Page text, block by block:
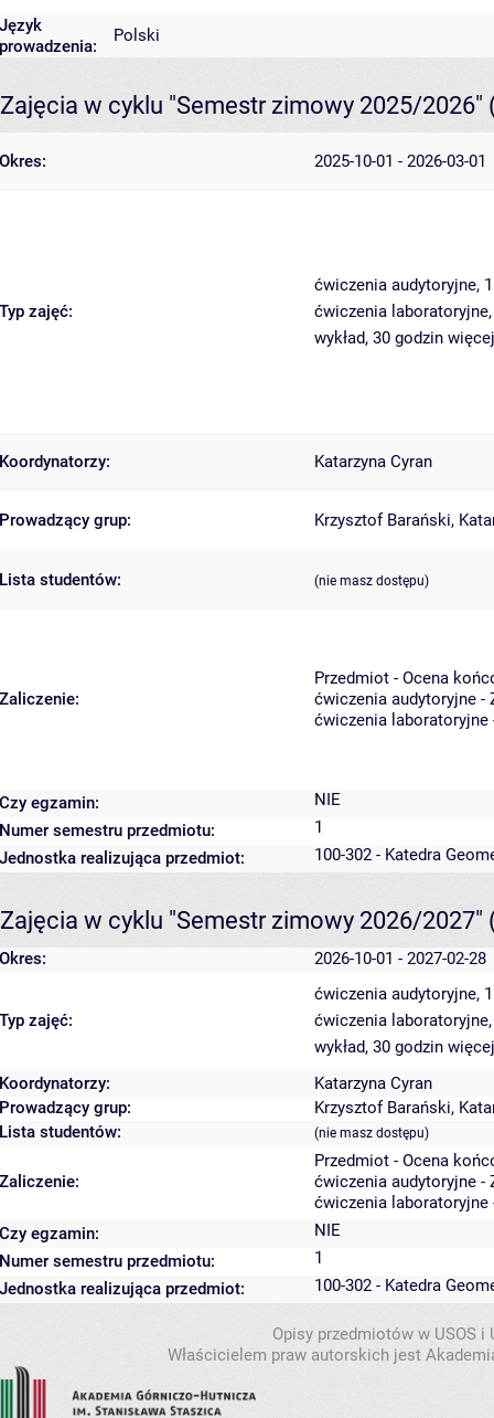
Język
prowadzenia:
Polski
Zajęcia w cyklu "Semestr zimowy 2025/2026"
Okres: 2025-10-01 - 2026-03-01
Typ zajęć:
ćwiczenia audytoryjne,
ćwiczenia
wykład, 30 godzin
Koordynatorzy: Katarzyna Cyran
Prowadzący grup: Krzysztof Barański,
Lista studentów: (nie masz dostępu)
Zaliczenie:
Przedmiot - Ocena
ćwiczenia audytoryjne -
ćwiczenia laboratoryjne
Czy egzamin:
NIE
Numer semestru przedmiotu:
1
Jednostka realizująca przedmiot:
100-302 - Katedra
Zajęcia w cyklu "Semestr zimowy 2026/2027"
Okres: 2026-10-01 - 2027-02-28
Typ zajęć:
ćwiczenia audytoryjne,
ćwiczenia
wykład, 30 godzin
Koordynatorzy:
Katarzyna Cyran
Prowadzący grup:
Krzysztof Barański,
Lista studentów:
(nie masz dostępu)
Zaliczenie:
Przedmiot - Ocena
ćwiczenia audytoryjne -
ćwiczenia laboratoryjne
Czy egzamin:
NIE
Numer semestru przedmiotu:
1
Jednostka realizująca przedmiot:
100-302 - Katedra
Opisy przedmiotów w USOS
Właścicielem praw autorskich jest